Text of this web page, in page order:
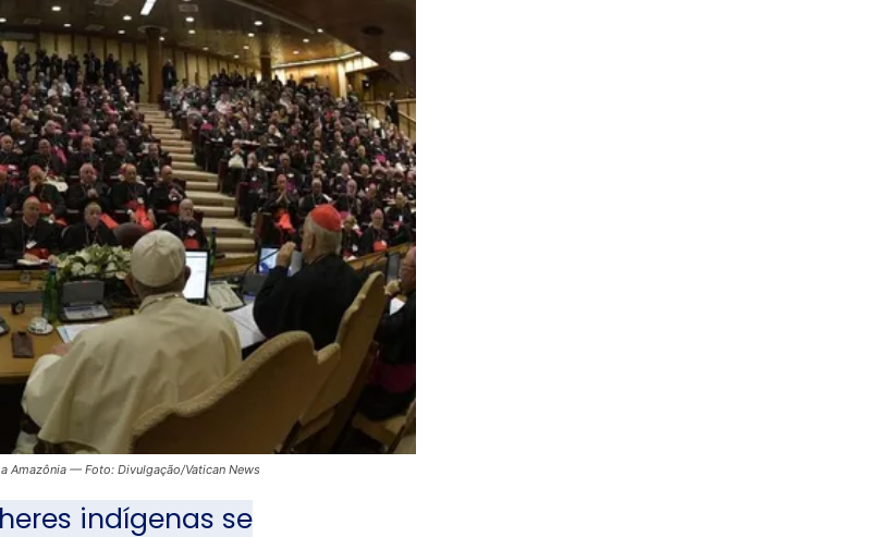
Amazônia — Foto: Divulgação/Vatican News
indígenas se